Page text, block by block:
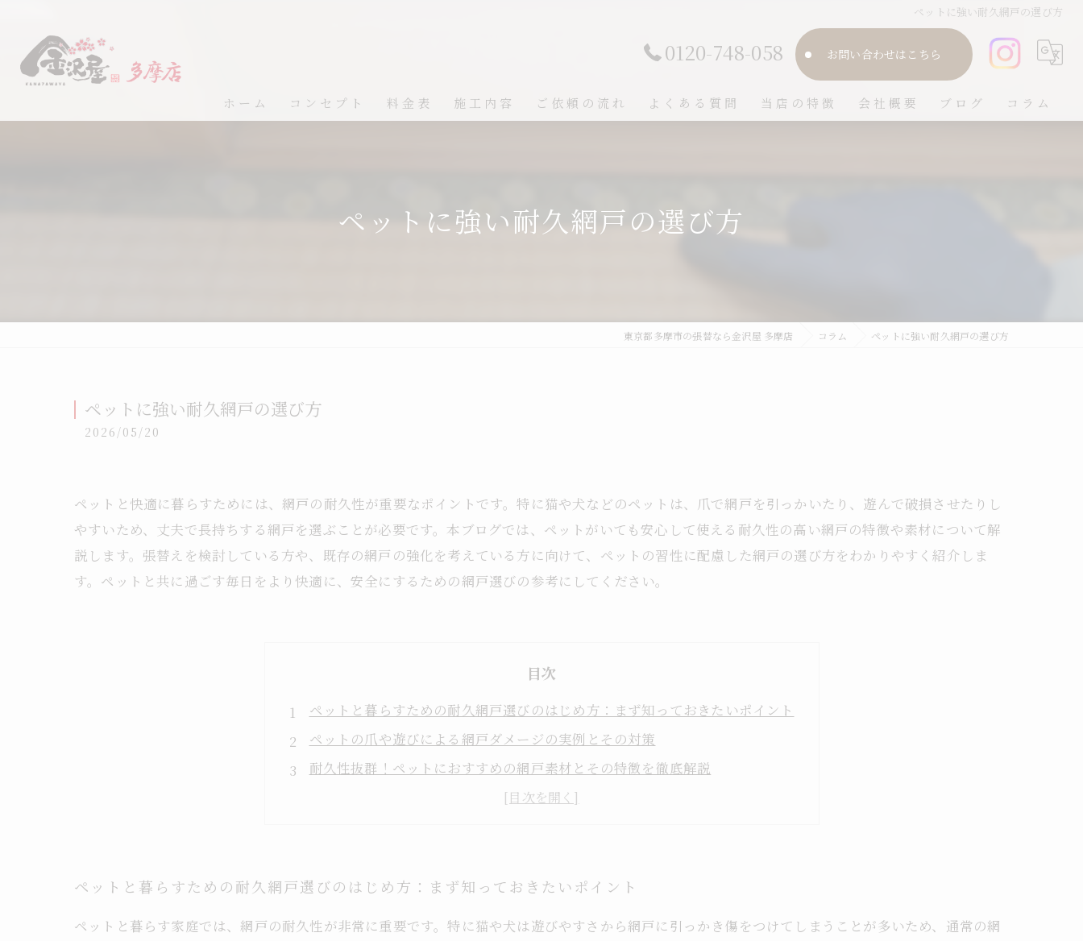
ペットに強い耐久網戸の選び方
0120-748-058 お問い合わせはこちら
ホーム コンセプト 料金表 施工内容 ご依頼の流れ よくある質問 当店の特徴 会社概要 ブログ コラム
ペットに強い耐久網戸の選び方
東京都多摩市の張替なら金沢屋 多摩店 コラム ペットに強い耐久網戸の選び方
ペットに強い耐久網戸の選び方
2026/05/20
ペットと快適に暮らすためには、網戸の耐久性が重要なポイントです。特に猫や犬などのペットは、爪で網戸を引っかいたり、遊んで破損させたりし
やすいため、丈夫で長持ちする網戸を選ぶことが必要です。本ブログでは、ペットがいても安心して使える耐久性の高い網戸の特徴や素材について解
説します。張替えを検討している方や、既存の網戸の強化を考えている方に向けて、ペットの習性に配慮した網戸の選び方をわかりやすく紹介しま
す。ペットと共に過ごす毎日をより快適に、安全にするための網戸選びの参考にしてください。
目次
ペットと暮らすための耐久網戸選びのはじめ方：まず知っておきたいポイント
ペットの爪や遊びによる網戸ダメージの実例とその対策
耐久性抜群！ペットにおすすめの網戸素材とその特徴を徹底解説
既存の網戸をペット仕様に強化する方法と張替えのタイミング
網戸張替えの業者選びと安心ポイント：ペットと暮らすあなたへ
ペットと暮らすための耐久網戸選びのはじめ方：まず知っておきたいポイント
ペットと暮らす家庭では、網戸の耐久性が非常に重要です。特に猫や犬は遊びやすさから網戸に引っかき傷をつけてしまうことが多いため、通常の網